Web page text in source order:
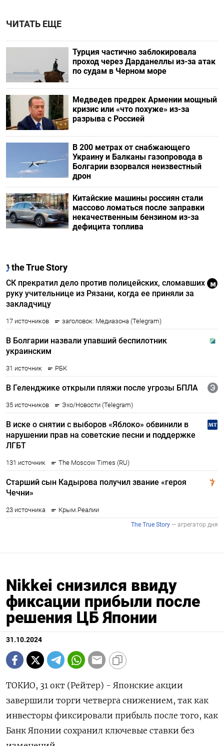
ЧИТАТЬ ЕЩЕ
Турция частично заблокировала
проход через Дарданеллы из-за атак
по судам в Черном море
Медведев предрек Армении мощный
кризис или «что похуже» из-за
разрыва с Россией
В 200 метрах от снабжающего
Украину и Балканы газопровода в
Болгарии взорвался неизвестный
дрон
Китайские машины россиян стали
массово ломаться после заправки
некачественным бензином из-за
дефицита топлива
Nikkei снизился ввиду
фиксации прибыли после
решения ЦБ Японии
31.10.2024
ТОКИО, 31 окт (Рейтер) - Японские акции
завершили торги четверга снижением, так как
инвесторы фиксировали прибыль после того, как
Банк Японии сохранил ключевые ставки без